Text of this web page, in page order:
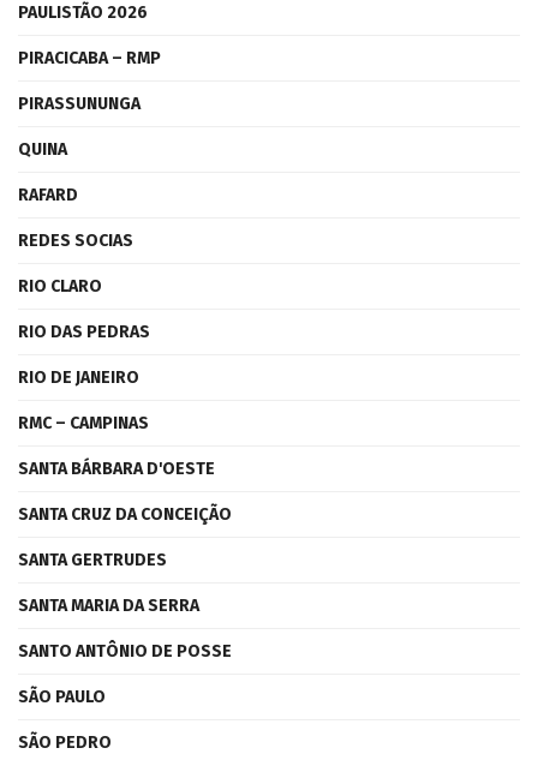
PAULISTÃO 2026
PIRACICABA – RMP
PIRASSUNUNGA
QUINA
RAFARD
REDES SOCIAS
RIO CLARO
RIO DAS PEDRAS
RIO DE JANEIRO
RMC – CAMPINAS
SANTA BÁRBARA D'OESTE
SANTA CRUZ DA CONCEIÇÃO
SANTA GERTRUDES
SANTA MARIA DA SERRA
SANTO ANTÔNIO DE POSSE
SÃO PAULO
SÃO PEDRO